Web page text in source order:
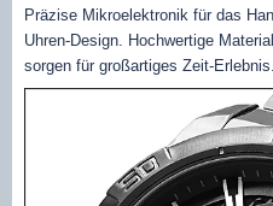
Präzise Mikroelektronik für das
Uhren-Design. Hochwertige
sorgen für großartiges Zeit-Erlebnis.